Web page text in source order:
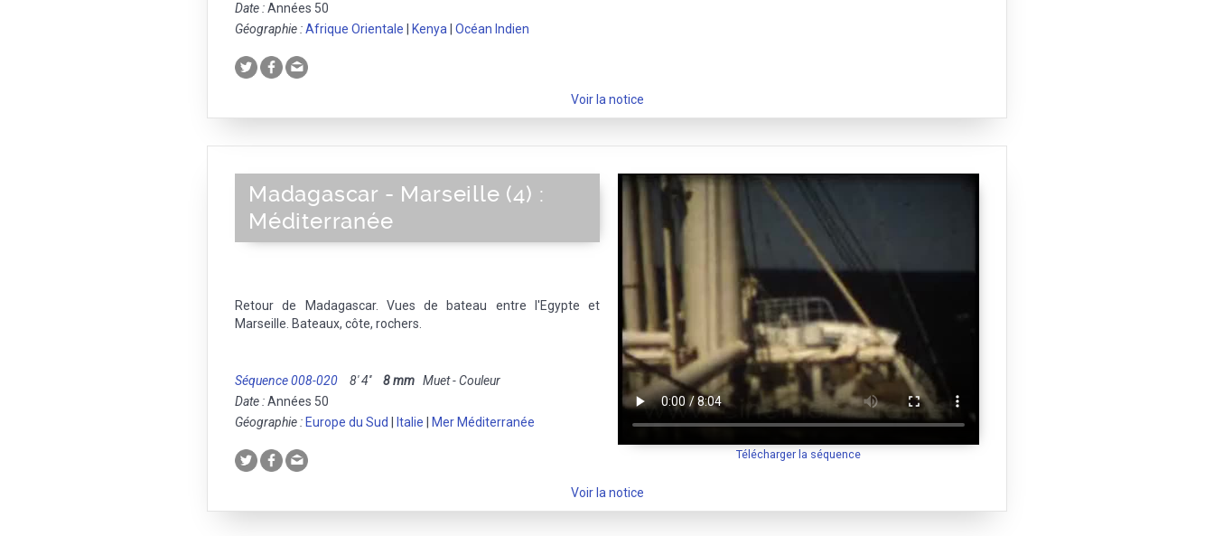
Date :Années 50
Géographie :Afrique Orientale Kenya Océan Indien
Voir la notice
Télécharger la séquence
Madagascar - Marseille (4) :
Méditerranée
Retour de Madagascar. Vues de bateau entre l'Egypte et
Marseille. Bateaux, côte, rochers.
Séquence 008-020 8' 4'' 8 mm Muet - Couleur
Date :Années 50
Géographie : Europe du Sud Italie Mer Méditerranée
Voir la notice